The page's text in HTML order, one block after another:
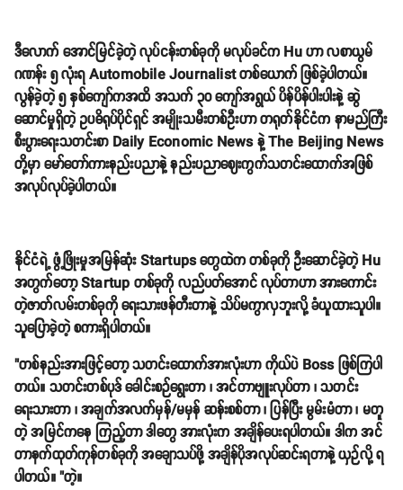
ဒီလောက် အောင်မြင်ခဲ့တဲ့ လုပ်ငန်းတစ်ခုကို မလုပ်ခင်က Hu ဟာ လစာယွမ်
ဂဏန်း ၅ လုံးရ Automobile Journalist တစ်ယောက် ဖြစ်ခဲ့ပါတယ်။
လွန်ခဲ့တဲ့ ၅ နှစ်ကျော်ကအထိ အသက် ၃၀ ကျော်အရွယ် ပိန်ပိန်ပါးပါးနဲ့ ဆွဲ
ဆောင်မှုရှိတဲ့ ဥပဓိရုပ်ပိုင်ရှင် အမျိုးသမီးတစ်ဦးဟာ တရုတ်နိုင်ငံက နာမည်ကြီး
စီးပွားရေးသတင်းစာ Daily Economic News နဲ့ The Beijing News
တို့မှာ မော်တော်ကားနည်းပညာနဲ့ နည်းပညာဈေးကွက်သတင်းထောက်အဖြစ်
အလုပ်လုပ်ခဲ့ပါတယ်။
နိုင်ငံရဲ့ ဖွံ့ဖြိုးမှုအမြန်ဆုံး Startups တွေထဲက တစ်ခုကို ဦးဆောင်ခဲ့တဲ့ Hu
အတွက်တော့ Startup တစ်ခုကို လည်ပတ်အောင် လုပ်တာဟာ အားကောင်း
တဲ့ဇာတ်လမ်းတစ်ခုကို ရေးသားဖန်တီးတာနဲ့ သိပ်မကွာလှဘူးလို့ ခံယူထားသူပါ။
သူပြောခဲ့တဲ့ စကားရှိပါတယ်။
"တစ်နည်းအားဖြင့်တော့ သတင်းထောက်အားလုံးဟာ ကိုယ်ပဲ Boss ဖြစ်ကြပါ
တယ်။ သတင်းတစ်ပုဒ် ခေါင်းစဉ်ရွေးတာ ၊ အင်တာဗျူးလုပ်တာ ၊ သတင်း
ရေးသားတာ ၊ အချက်အလက်မှန်/မမှန် ဆန်းစစ်တာ ၊ ပြန်ပြီး မွမ်းမံတာ ၊ မတူ
တဲ့ အမြင်ကနေ ကြည့်တာ ဒါတွေ အားလုံးက အချိန်ပေးရပါတယ်။ ဒါက အင်
တာနက်ထုတ်ကုန်တစ်ခုကို အချောသပ်ဖို့ အချိန်ပိုအလုပ်ဆင်းရတာနဲ့ ယှဉ်လို့ ရ
ပါတယ်။ "တဲ့။